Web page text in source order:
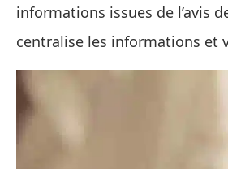
informations issues de l’avis
centralise les informations et